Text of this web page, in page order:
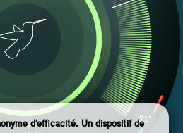
d’efficacité. Un dispositif de